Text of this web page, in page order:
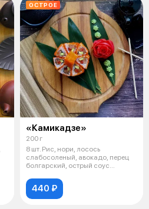
ОСТРОЕ
«Камикадзе»
200 г
8 шт. Рис, нори, лосось
слабосоленый, авокадо, перец
болгарский, острый соус
440 ₽